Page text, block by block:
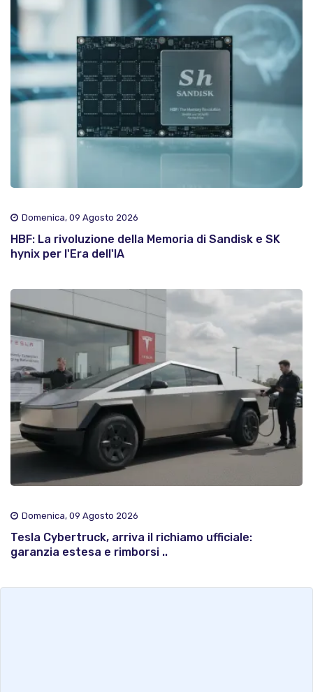
Domenica, 09 Agosto 2026
HBF: La rivoluzione della Memoria di Sandisk e SK
hynix per l'Era dell'IA
Domenica, 09 Agosto 2026
Tesla Cybertruck, arriva il richiamo ufficiale:
garanzia estesa e rimborsi ..